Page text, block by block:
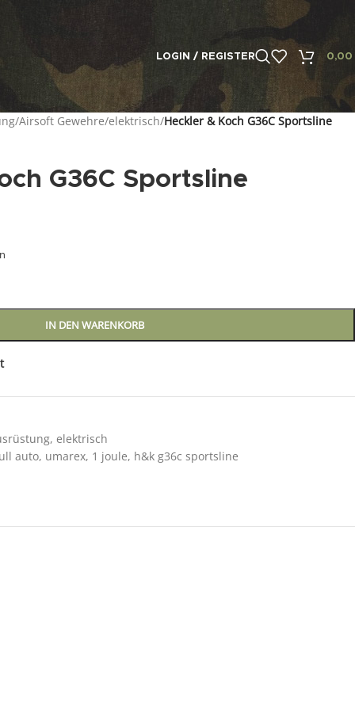
LOGIN / REGISTER 0,00
/Airsoft Gewehre/elektrisch/Heckler & Koch G36C Sportsline
G36C Sportsline
IN DEN WARENKORB
, elektrisch
auto, umarex, 1 joule, h&k g36c sportsline